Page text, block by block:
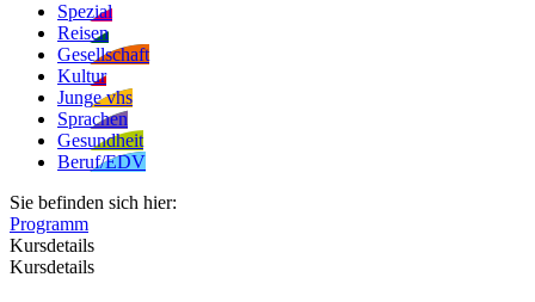
Spezial
Reisen
Gesellschaft
Kultur
Junge vhs
Sprachen
Gesundheit
Beruf/EDV
Sie befinden sich hier:
Programm
Kursdetails
Kursdetails